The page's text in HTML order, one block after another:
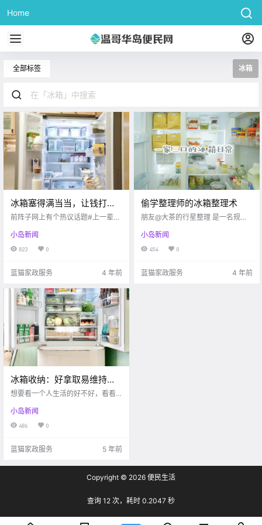
Home
全部标签 冰箱
冰箱塞得满当当，让钱打水
漂
前阵子网上有个热议话题#上一辈的
家以前。 食物紧紧挨着，开冰箱门
会被小东西砸。无力吐槽，也无从
东西，害.
小岛新闻
823 0
蓝猫家政服务 4 年前
偷学整理师的冰箱整理术
朋友@大茶的行星整理 是一名规划
整齐有序，充满生活感。 本想趁机
问一些收纳神器，但在她看来，适
系，才能打造最舒适.
小岛新闻
454 0
蓝猫家政服务 4 年前
冰箱收纳：好拿取易维持，
一看就会
想要看一个人生活的好不好，看看
更是承担了日常幸福感的责任。 01.
冷藏区 1. 最上层 易拉罐收纳盒靠边
放，拿取方便又稳当，还能充分利
的易拉罐饮料.
小岛新闻
486 0
蓝猫家政服务 5 年前
Copyright © 2026 便民生活
查询 12 次，耗时 0.2047 秒